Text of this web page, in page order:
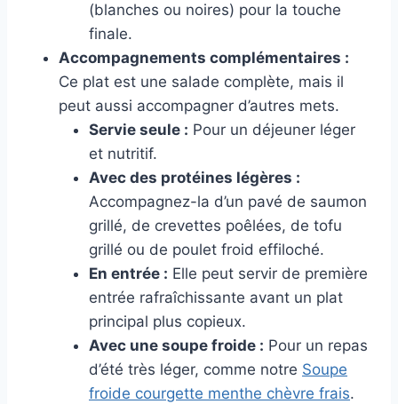
(blanches ou noires) pour la touche
finale.
Accompagnements complémentaires :
Ce plat est une salade complète, mais il
peut aussi accompagner d’autres mets.
Servie seule : Pour un déjeuner léger
et nutritif.
Avec des protéines légères :
Accompagnez-la d’un pavé de saumon
grillé, de crevettes poêlées, de tofu
grillé ou de poulet froid effiloché.
En entrée : Elle peut servir de première
entrée rafraîchissante avant un plat
principal plus copieux.
Avec une soupe froide : Pour un repas
d’été très léger, comme notre Soupe
froide courgette menthe chèvre frais.